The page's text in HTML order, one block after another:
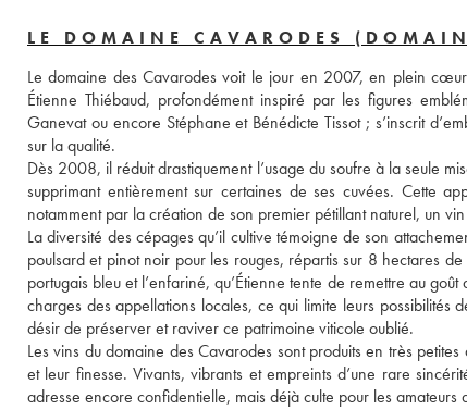
LE DOMAINE CAVARODES
Le domaine des Cavarodes voit le jour en 2007, en plein
Étienne Thiébaud, profondément inspiré par les figures
Ganevat ou encore Stéphane et Bénédicte Tissot ; s’inscrit
sur la qualité.
Dès 2008, il réduit drastiquement l’usage du soufre à la seule
supprimant entièrement sur certaines de ses cuvées. Cette
notamment par la création de son premier pétillant naturel, un
La diversité des cépages qu’il cultive témoigne de son
poulsard et pinot noir pour les rouges, répartis sur 8 hectares
portugais bleu et l’enfariné, qu’Étienne tente de remettre au
charges des appellations locales, ce qui limite leurs
désir de préserver et raviver ce patrimoine viticole oublié.
Les vins du domaine des Cavarodes sont produits en très
et leur finesse. Vivants, vibrants et empreints d’une rare
adresse encore confidentielle, mais déjà culte pour les